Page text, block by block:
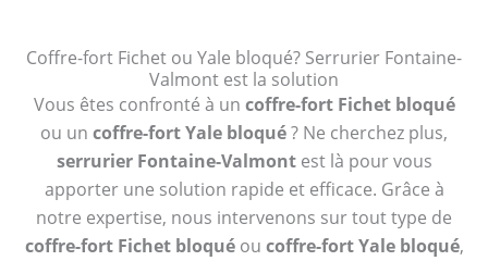
Coffre-fort Fichet ou Yale bloqué? Serrurier Fontaine-
Valmont est la solution
Vous êtes confronté à un coffre-fort Fichet bloqué
ou un coffre-fort Yale bloqué? Ne cherchez plus,
serrurier Fontaine-Valmontest là pour vous
apporter une solution rapide et efficace. Grâce à
notre expertise, nous intervenons sur tout type de
coffre-fort Fichet bloquéou coffre-fort Yale bloqué,